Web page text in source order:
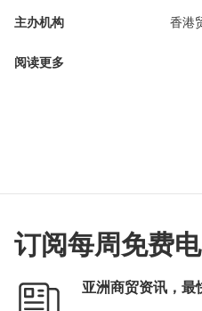
主办机构 香港
阅读更多
订阅每周免费
亚洲商贸资讯，最